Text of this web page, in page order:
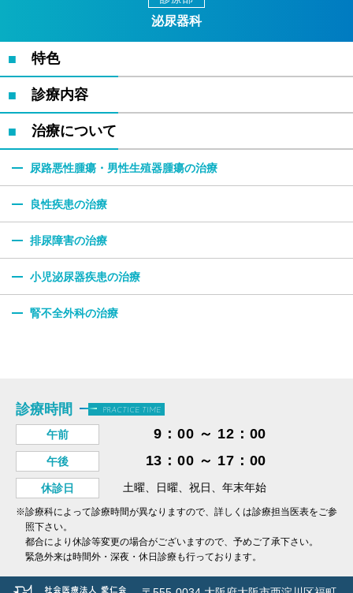
泌尿器科
特色
診療内容
治療について
尿路悪性腫瘍・男性生殖器腫瘍の治療
良性疾患の治療
排尿障害の治療
小児泌尿器疾患の治療
腎不全外科の治療
診療時間 PRACTICE TIME
午前 9：00 ～ 12：00
午後 13：00 ～ 17：00
休診日 土曜、日曜、祝日、年末年始
※診療科によって診療時間が異なりますので、詳しくは診療担当医表をご参
照下さい。
都合により休診等変更の場合がございますので、予めご了承下さい。
緊急外来は時間外・深夜・休日診療も行っております。